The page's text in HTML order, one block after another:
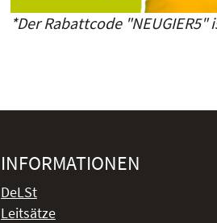
*Der Rabattcode
INFORMATIONEN
DeLSt
Leitsätze